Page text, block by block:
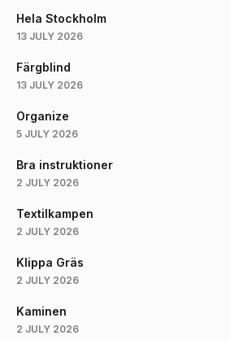
Hela Stockholm
13 JULY 2026
Färgblind
13 JULY 2026
Organize
5 JULY 2026
Bra instruktioner
2 JULY 2026
Textilkampen
2 JULY 2026
Klippa Gräs
2 JULY 2026
Kaminen
2 JULY 2026